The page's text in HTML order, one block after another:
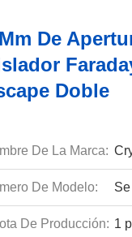
De
Doble
De La Marca:
De Modelo:
De Producción: 1